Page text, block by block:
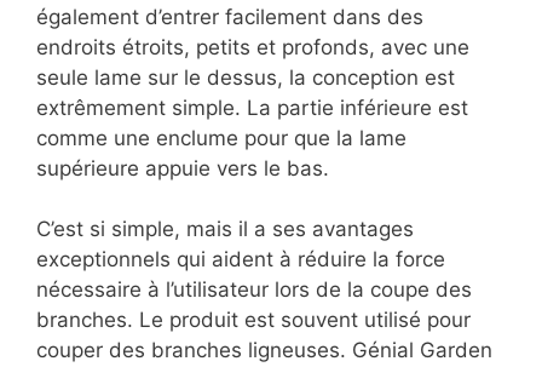
également d’entrer facilement dans des
endroits étroits, petits et profonds, avec une
seule lame sur le dessus, la conception est
extrêmement simple. La partie inférieure est
comme une enclume pour que la lame
supérieure appuie vers le bas.
C’est si simple, mais il a ses avantages
exceptionnels qui aident à réduire la force
nécessaire à l’utilisateur lors de la coupe des
branches. Le produit est souvent utilisé pour
couper des branches ligneuses. Génial Garden